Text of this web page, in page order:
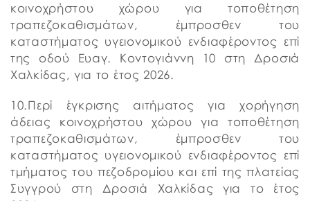
κοινοχρήστου χώρου για τοποθέτηση
τραπεζοκαθισμάτων, έμπροσθεν του
καταστήματος υγειονομικού ενδιαφέροντος επί
της οδού Ευαγ. Κοντογιάννη 10 στη Δροσιά
Χαλκίδας, για το έτος 2026.
10.Περί έγκρισης αιτήματος για χορήγηση
άδειας κοινοχρήστου χώρου για τοποθέτηση
τραπεζοκαθισμάτων, έμπροσθεν του
καταστήματος υγειονομικού ενδιαφέροντος επί
τμήματος του πεζοδρομίου και επί της πλατείας
Συγγρού στη Δροσιά Χαλκίδας για το έτος